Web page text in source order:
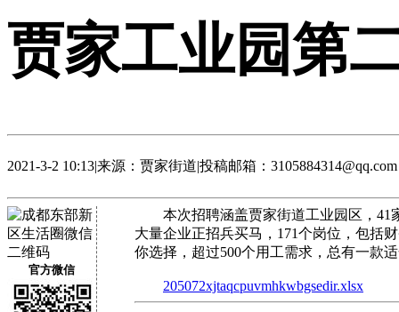
贾家工业园第
2021-3-2 10:13|来源：贾家街道|投稿邮箱：3105884314@qq.com
官方微信
本次招聘涵盖贾家街道工业园区，41
大量企业正招兵买马，171个岗位，包括
你选择，超过500个用工需求，总有一款
205072xjtaqcpuvmhkwbgsedir.xlsx